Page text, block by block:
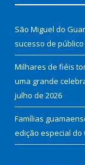
São Miguel do
sucesso de
Milhares de fiéis
uma grande
julho de 2026
Famílias
edição especial do